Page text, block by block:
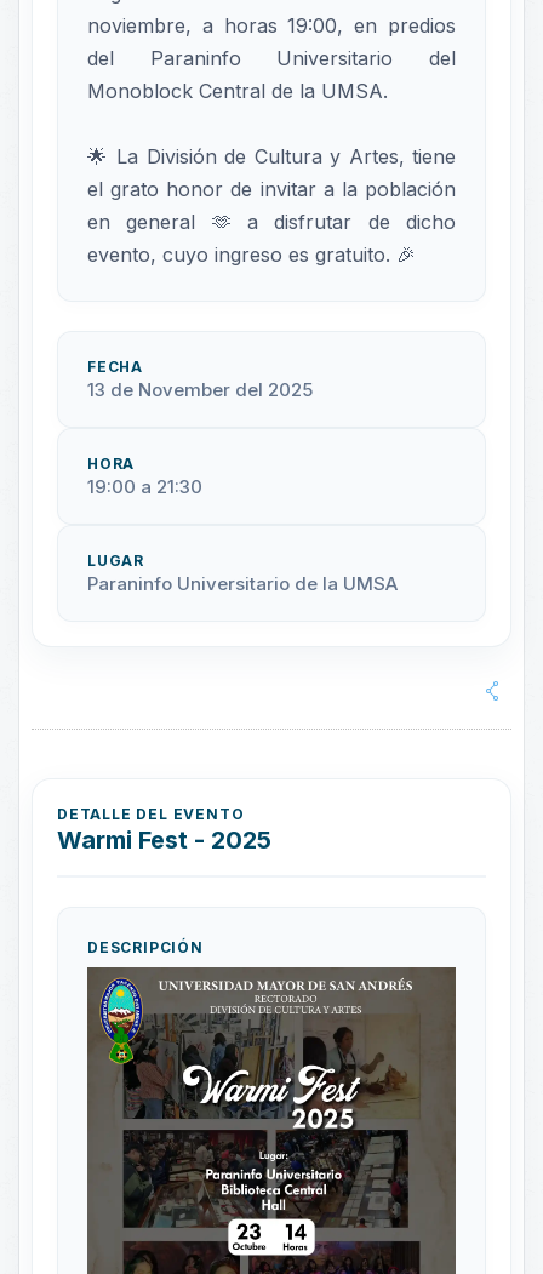
noviembre, a horas 19:00, en predios
del Paraninfo Universitario del
Monoblock Central de la UMSA.
🌟 La División de Cultura y Artes, tiene
el grato honor de invitar a la población
en general 🫶 a disfrutar de dicho
evento, cuyo ingreso es gratuito. 🎉
FECHA
13 de November del 2025
HORA
19:00 a 21:30
LUGAR
Paraninfo Universitario de la UMSA
DETALLE DEL EVENTO
Warmi Fest - 2025
DESCRIPCIÓN